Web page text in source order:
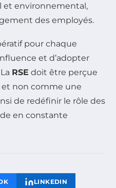
et environnemental,
des employés.
pour chaque
et d’adopter
RSE doit être perçue
non comme une
de redéfinir le rôle des
en constante
LINKEDIN